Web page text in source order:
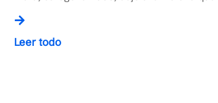
Leer todo